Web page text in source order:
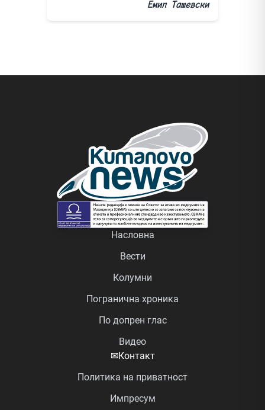
Емил Ташевски
Насловна
Вести
Колумни
Погранична хроника
По допрен глас
Видео
✉Контакт
Политика на приватност
Импресум